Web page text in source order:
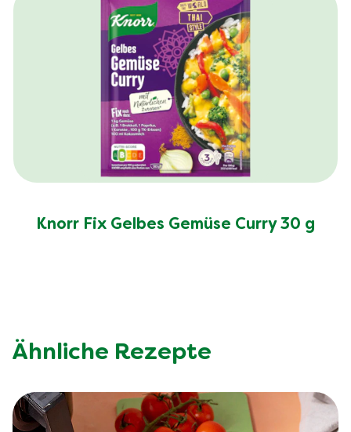
Knorr Fix Gelbes Gemüse Curry 30 g
Ähnliche Rezepte